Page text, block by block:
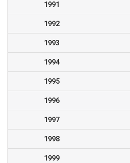
1991
1992
1993
1994
1995
1996
1997
1998
1999